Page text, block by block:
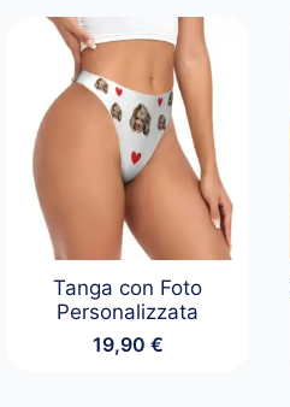
Tanga con Foto
Personalizzata
19,90 €